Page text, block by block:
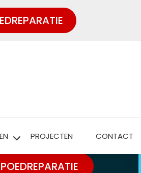
PROJECTEN CONTACT